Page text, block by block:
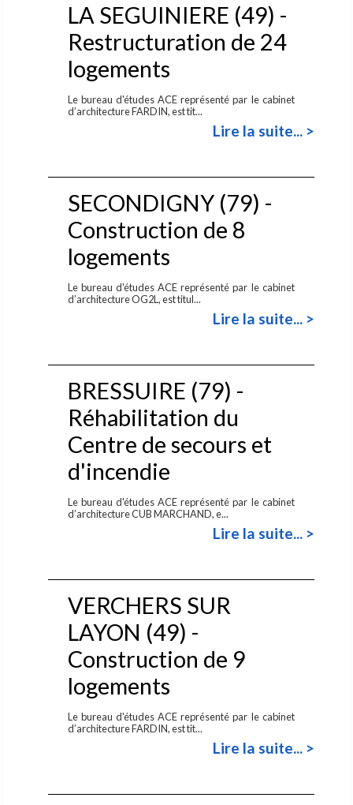
LA SEGUINIERE (49) -
Restructuration de 24
logements
Le bureau d'études ACE représenté par le cabinet
d’architecture FARDIN, est tit...
Lire la suite... >
SECONDIGNY (79) -
Construction de 8
logements
Le bureau d'études ACE représenté par le cabinet
d’architecture OG2L, est titul...
Lire la suite... >
BRESSUIRE (79) -
Réhabilitation du
Centre de secours et
d'incendie
Le bureau d'études ACE représenté par le cabinet
d’architecture CUB MARCHAND, e...
Lire la suite... >
VERCHERS SUR
LAYON (49) -
Construction de 9
logements
Le bureau d'études ACE représenté par le cabinet
d’architecture FARDIN, est tit...
Lire la suite... >